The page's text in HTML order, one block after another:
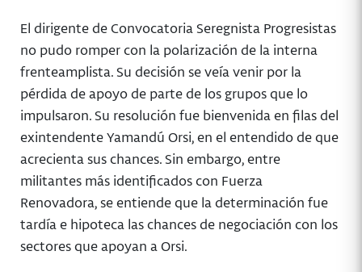
El dirigente de Convocatoria Seregnista Progresistas
no pudo romper con la polarización de la interna
frenteamplista. Su decisión se veía venir por la
pérdida de apoyo de parte de los grupos que lo
impulsaron. Su resolución fue bienvenida en filas del
exintendente Yamandú Orsi, en el entendido de que
acrecienta sus chances. Sin embargo, entre
militantes más identificados con Fuerza
Renovadora, se entiende que la determinación fue
tardía e hipoteca las chances de negociación con los
sectores que apoyan a Orsi.